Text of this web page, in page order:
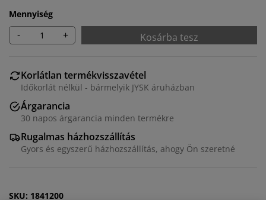
Mennyiség
- + Kosárba tesz
Korlátlan termékvisszavétel
Időkorlát nélkül - bármelyik JYSK áruházban
Árgarancia
30 napos árgarancia minden termékre
Rugalmas házhozszállítás
Gyors és egyszerű házhozszállítás, ahogy Ön szeretné
SKU: 1841200